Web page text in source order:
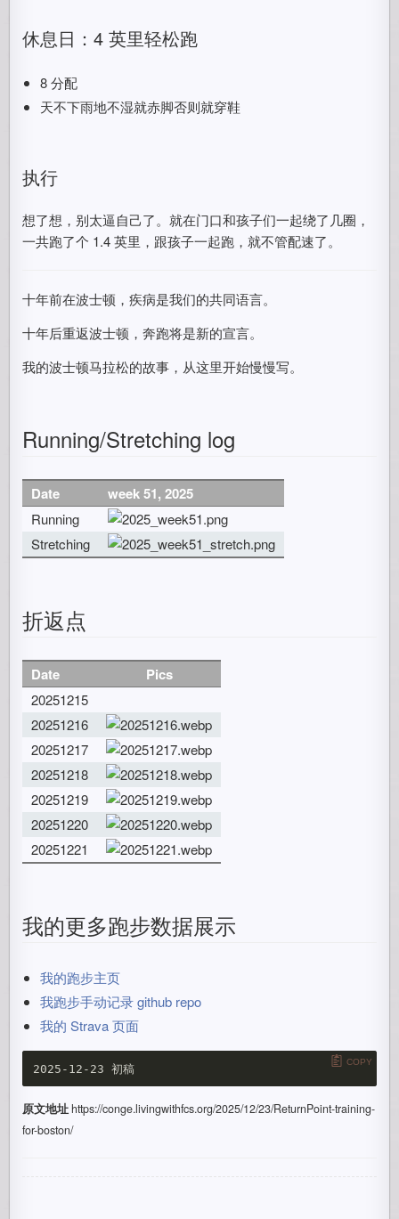
休息日：4 英里轻松跑
8 分配
天不下雨地不湿就赤脚否则就穿鞋
执行
想了想，别太逼自己了。就在门口和孩子们一起绕了几圈，
一共跑了个 1.4 英里，跟孩子一起跑，就不管配速了。
十年前在波士顿，疾病是我们的共同语言。
十年后重返波士顿，奔跑将是新的宣言。
我的波士顿马拉松的故事，从这里开始慢慢写。
Running/Stretching log
Date week 51, 2025
Running
Stretching
折返点
Date Pics
20251215
20251216
20251217
20251218
20251219
20251220
20251221
我的更多跑步数据展示
我的跑步主页
我跑步手动记录 github repo
我的 Strava 页面
COPY
原文地址https://conge.livingwithfcs.org/2025/12/23/ReturnPoint-training-
for-boston/